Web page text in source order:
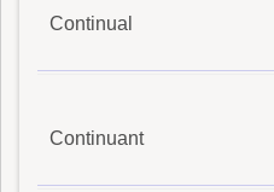
Continual
Continuant